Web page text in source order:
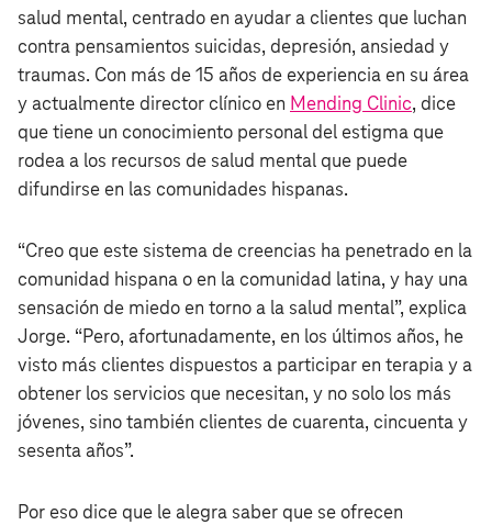
salud mental, centrado en ayudar a clientes que luchan
contra pensamientos suicidas, depresión, ansiedad y
traumas. Con más de 15 años de experiencia en su área
y actualmente director clínico en Mending Clinic, dice
que tiene un conocimiento personal del estigma que
rodea a los recursos de salud mental que puede
difundirse en las comunidades hispanas.
“Creo que este sistema de creencias ha penetrado en la
comunidad hispana o en la comunidad latina, y hay una
sensación de miedo en torno a la salud mental”, explica
Jorge. “Pero, afortunadamente, en los últimos años, he
visto más clientes dispuestos a participar en terapia y a
obtener los servicios que necesitan, y no solo los más
jóvenes, sino también clientes de cuarenta, cincuenta y
sesenta años”.
Por eso dice que le alegra saber que se ofrecen